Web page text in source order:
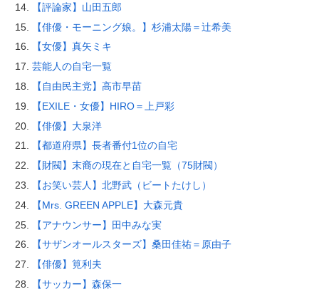
【評論家】山田五郎
【俳優・モーニング娘。】杉浦太陽＝辻希美
【女優】真矢ミキ
芸能人の自宅一覧
【自由民主党】高市早苗
【EXILE・女優】HIRO＝上戸彩
【俳優】大泉洋
【都道府県】長者番付1位の自宅
【財閥】末裔の現在と自宅一覧（75財閥）
【お笑い芸人】北野武（ビートたけし）
【Mrs. GREEN APPLE】大森元貴
【アナウンサー】田中みな実
【サザンオールスターズ】桑田佳祐＝原由子
【俳優】筧利夫
【サッカー】森保一